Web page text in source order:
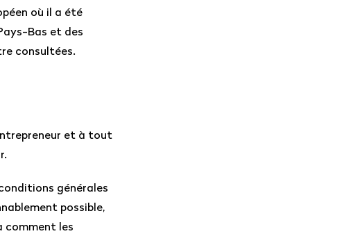
où il a été
Bas et des
consultées.
et à tout
générales
possible,
comment les